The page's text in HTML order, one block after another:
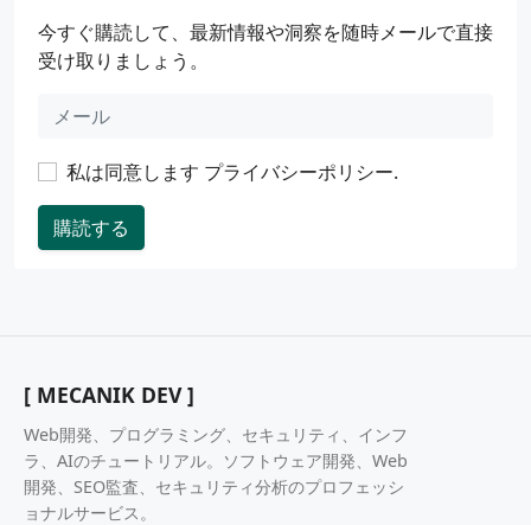
今すぐ購読して、最新情報や洞察を随時メールで直接
受け取りましょう。
私は同意します プライバシーポリシー.
購読する
[ MECANIK DEV ]
Web開発、プログラミング、セキュリティ、インフ
ラ、AIのチュートリアル。ソフトウェア開発、Web
開発、SEO監査、セキュリティ分析のプロフェッシ
ョナルサービス。